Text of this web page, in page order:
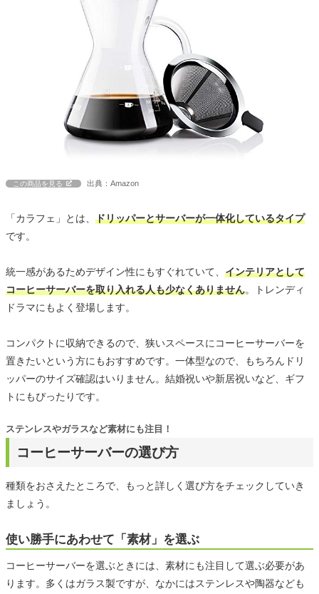
この商品を見る 出典：Amazon
「カラフェ」とは、 ドリッパーとサーバーが一体化しているタイプ
です。
統一感があるためデザイン性にもすぐれていて、 インテリアとして
コーヒーサーバーを取り入れる人も少なくありません。トレンディ
ドラマにもよく登場します。
コンパクトに収納できるので、狭いスペースにコーヒーサーバーを
置きたいという方にもおすすめです。一体型なので、もちろんドリ
ッパーのサイズ確認はいりません。結婚祝いや新居祝いなど、ギフ
トにもぴったりです。
コーヒーサーバーの選び方
ステンレスやガラスなど素材にも注目！
種類をおさえたところで、もっと詳しく選び方をチェックしていき
ましょう。
使い勝手にあわせて「素材」を選ぶ
コーヒーサーバーを選ぶときには、素材にも注目して選ぶ必要があ
ります。多くはガラス製ですが、なかにはステンレスや陶器なども